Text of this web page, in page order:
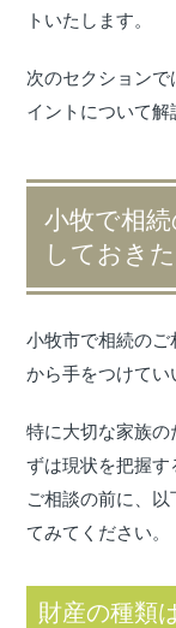
トいたします。
次のセクション
イントについて解
小牧で相
しておき
小牧市で相続の
から手をつけてい
特に大切な家族の
ずは現状を把握す
ご相談の前に、
てみてください。
財産の種類